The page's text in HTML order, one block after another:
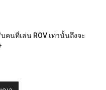
คนที่เล่น ROV เท่านั้นถึงจะ